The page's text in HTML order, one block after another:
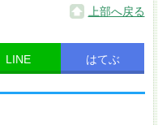
上部へ戻る
LINE はてぶ